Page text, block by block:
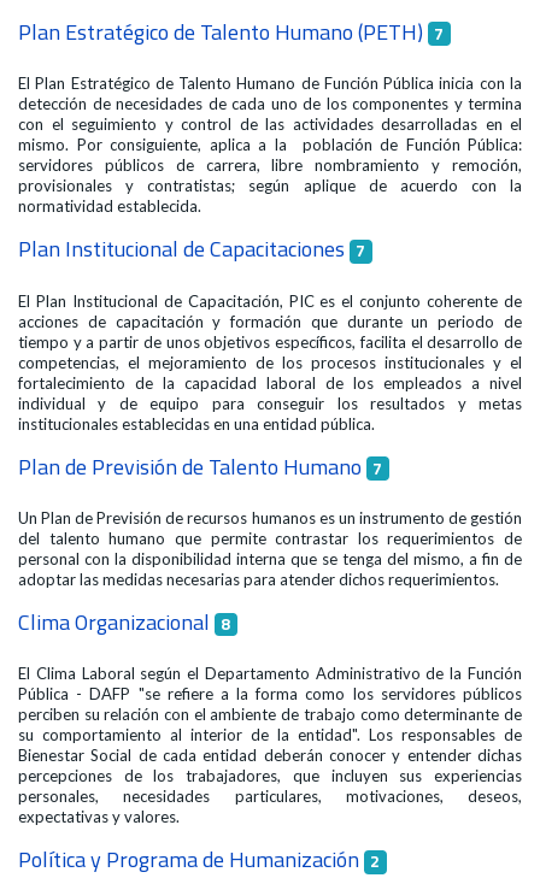
Plan Estratégico de Talento Humano (PETH) 7
El Plan Estratégico de Talento Humano de Función Pública inicia con la
detección de necesidades de cada uno de los componentes y termina
con el seguimiento y control de las actividades desarrolladas en el
mismo. Por consiguiente, aplica a la población de Función Pública:
servidores públicos de carrera, libre nombramiento y remoción,
provisionales y contratistas; según aplique de acuerdo con la
normatividad establecida.
Plan Institucional de Capacitaciones 7
El Plan Institucional de Capacitación, PIC es el conjunto coherente de
acciones de capacitación y formación que durante un periodo de
tiempo y a partir de unos objetivos específicos, facilita el desarrollo de
competencias, el mejoramiento de los procesos institucionales y el
fortalecimiento de la capacidad laboral de los empleados a nivel
individual y de equipo para conseguir los resultados y metas
institucionales establecidas en una entidad pública.
Plan de Previsión de Talento Humano 7
Un Plan de Previsión de recursos humanos es un instrumento de gestión
del talento humano que permite contrastar los requerimientos de
personal con la disponibilidad interna que se tenga del mismo, a fin de
adoptar las medidas necesarias para atender dichos requerimientos.
Clima Organizacional 8
El Clima Laboral según el Departamento Administrativo de la Función
Pública - DAFP "se refiere a la forma como los servidores públicos
perciben su relación con el ambiente de trabajo como determinante de
su comportamiento al interior de la entidad". Los responsables de
Bienestar Social de cada entidad deberán conocer y entender dichas
percepciones de los trabajadores, que incluyen sus experiencias
personales, necesidades particulares, motivaciones, deseos,
expectativas y valores.
Política y Programa de Humanización 2